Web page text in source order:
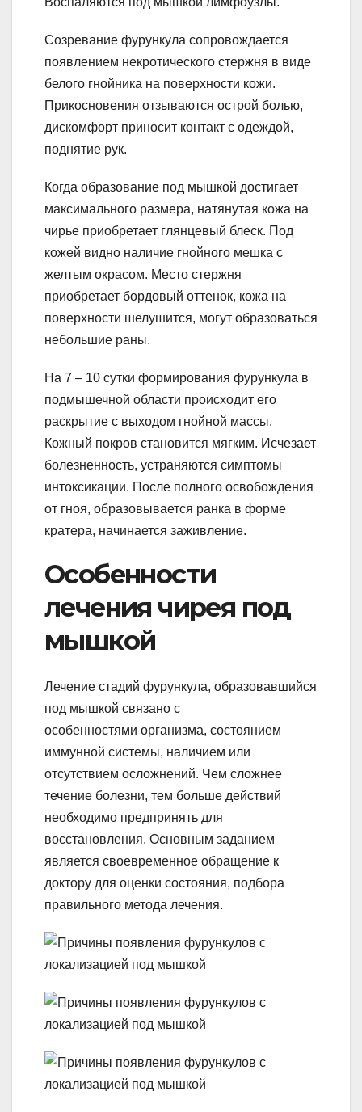
Созревание фурункула сопровождается
появлением некротического стержня в виде
белого гнойника на поверхности кожи.
Прикосновения отзываются острой болью,
дискомфорт приносит контакт с одеждой,
поднятие рук.
Когда образование под мышкой достигает
максимального размера, натянутая кожа на
чирье приобретает глянцевый блеск. Под
кожей видно наличие гнойного мешка с
желтым окрасом. Место стержня
приобретает бордовый оттенок, кожа на
поверхности шелушится, могут образоваться
небольшие раны.
На 7 – 10 сутки формирования фурункула в
подмышечной области происходит его
раскрытие с выходом гнойной массы.
Кожный покров становится мягким. Исчезает
болезненность, устраняются симптомы
интоксикации. После полного освобождения
от гноя, образовывается ранка в форме
кратера, начинается заживление.
Особенности
лечения чирея под
мышкой
Лечение стадий фурункула, образовавшийся
под мышкой связано с
особенностями организма, состоянием
иммунной системы, наличием или
отсутствием осложнений. Чем сложнее
течение болезни, тем больше действий
необходимо предпринять для
восстановления. Основным заданием
является своевременное обращение к
доктору для оценки состояния, подбора
правильного метода лечения.